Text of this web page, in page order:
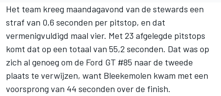
Het team kreeg maandagavond van de stewards een
straf van 0,6 seconden per pitstop, en dat
vermenigvuldigd maal vier. Met 23 afgelegde pitstops
komt dat op een totaal van 55,2 seconden. Dat was op
zich al genoeg om de Ford GT #85 naar de tweede
plaats te verwijzen, want Bleekemolen kwam met een
voorsprong van 44 seconden over de finish.